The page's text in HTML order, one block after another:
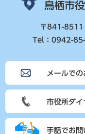
鳥栖市
〒841-8511
Tel：0942-
メールで
市役所ダイ
手話でお問